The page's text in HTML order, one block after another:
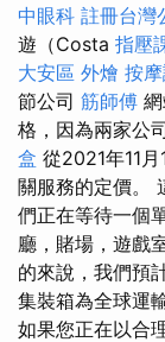
中眼科 註冊台灣
遊（Costa 指壓
大安區 外燴 按
節公司 筋師傅
格，因為兩家公
盒 從2021年11
關服務的定價。
們正在等待一個
廳，賭場，遊戲
的來說，我們預
集裝箱為全球運
如果您正在以合